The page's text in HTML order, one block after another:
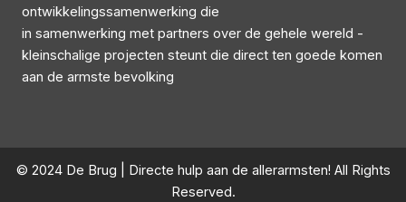
ontwikkelingssamenwerking die
in samenwerking met partners over de gehele wereld -
kleinschalige projecten steunt die direct ten goede komen
aan de armste bevolking
© 2024 De Brug | Directe hulp aan de allerarmsten! All Rights
Reserved.